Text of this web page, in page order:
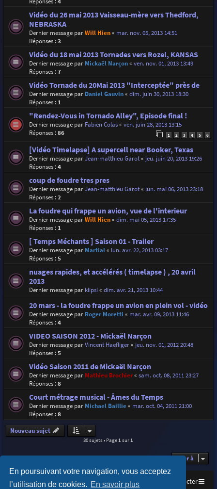
En poursuivant votre navigation, vous acceptez
l’utilisation de cookies. En savoir plus
Vidéo du 26 mai 2013 Vaisseau-mère vers Thedford,
NEBRASKA
Dernier message parWill Hien« mar. nov. 05, 2013 14:51
Réponses :3
Vidéo du 18 mai 2013 Tornades vers Rozel, KANSAS
Dernier message par Mickaël Narçon« ven. nov. 01, 2013 13:49
Réponses :7
Vidéo Tornade du 20Mai 2013 "Interceptée" près de
Dernier message par Daniel Gauvin« dim. juin 30, 2013 18:30
Réponses : 1
"Rendez-Vous in Tornado Alley", Episode final !
Dernier message par Fabien Colas« ven. juin 28, 2013 13:15
Réponses :86 1 2 3 4 5 6
[Vidéo Timelapse] A supercell near Booker, Texas
Dernier message parJean-matthieu Garot« jeu. juin 20, 2013 19:26
Réponses :4
coup de foudre tres pres
Dernier message parJean-matthieu Garot« lun. mai 06, 2013 23:18
Réponses :2
La foudre qui frappe un avion, vue de l'interieur
Dernier message parWill Hien« dim. mai 05, 2013 17:35
Réponses : 1
[ Temps Méchants ] Saison 01 - Trailer
Dernier message par Martial« lun. avr. 22, 2013 03:17
Réponses :5
nuages rapides, et accélérés ( timelapse ) , 20 avril
2013
Dernier message par klipsi« dim. avr. 21, 2013 10:44
20 mars - la foudre frappe un avion en plein vol - vidéo
Dernier message par Roger Moretti « mar. avr. 09, 2013 11:46
Réponses :4
VIDEO SAISON 2012 - Mickaël Narçon
Dernier message parVincent Haefliger« jeu. nov. 01, 2012 20:48
Réponses :5
Vidéo Saison 2011 de Mickaël Narçon
Dernier message par Mathieu Brochier« sam. oct. 08, 2011 23:27
Réponses :8
Court métrage musical - Âmes du Temps
Dernier message par Michael Baillie« mar. oct. 04, 2011 21:00
Réponses :8
Nouveau sujet
30 sujets • Page1sur1
Aller à
Accueil Index du forum Nous contacter